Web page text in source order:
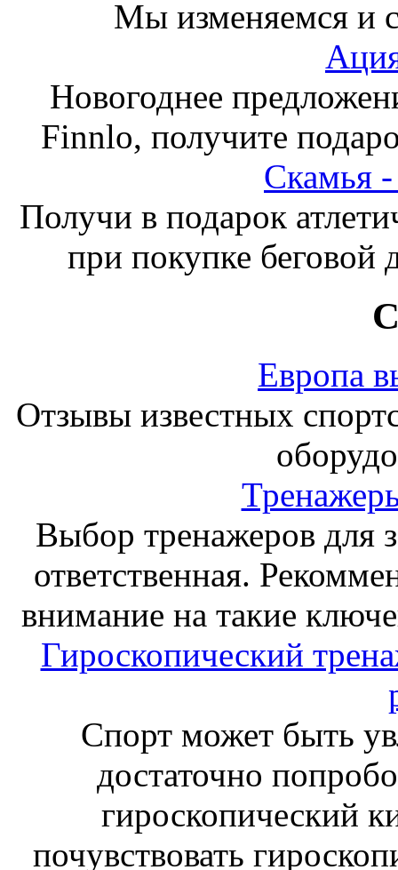
Мы изменяемся и
Новогоднее
Finnlo, получите
Получи в подарок
при покупке беговой
Европа
Отзывы известных
Выбор тренажеров для
ответственная.
внимание на такие
Гироскопический
Спорт может быть
достаточно
гироскопический
почувствовать